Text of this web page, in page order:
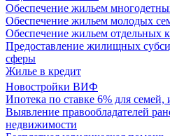
Обеспечение жильем
Обеспечение жильем молодых
Обеспечение жильем отдельных
Предоставление жилищных
сферы
Жилье в кредит
Новостройки ВИФ
Ипотека по ставке 6% для
Выявление правообладателей
недвижимости